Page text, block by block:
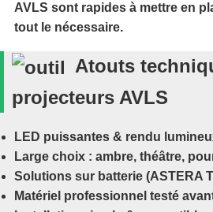
AVLS sont rapides à mettre en
tout le nécessaire.
Atouts
projecteurs AVLS
LED puissantes & rendu
Large choix : ambre, théâtre,
Solutions sur batterie (ASTERA
Matériel professionnel testé